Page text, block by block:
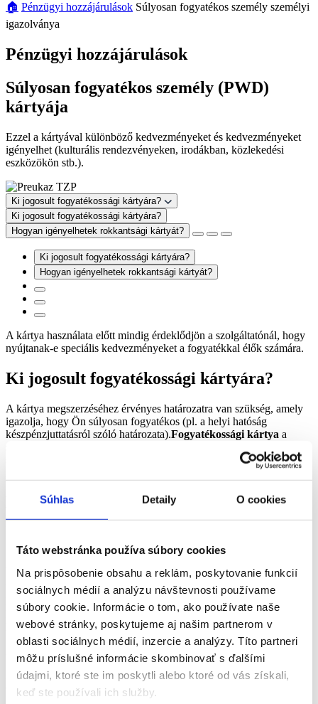
Súhlas Detaily O cookies
Táto webstránka používa súbory cookies
Na prispôsobenie obsahu a reklám, poskytovanie funkcií
sociálnych médií a analýzu návštevnosti používame
súbory cookie. Informácie o tom, ako používate naše
webové stránky, poskytujeme aj našim partnerom v
oblasti sociálnych médií, inzercie a analýzy. Títo partneri
môžu príslušné informácie skombinovať s ďalšími
údajmi, ktoré ste im poskytli alebo ktoré od vás získali,
keď ste používali ich služby.
🏠︎ Pénzügyi hozzájárulások Súlyosan fogyatékos személy személyi
igazolványa
Pénzügyi hozzájárulások
Súlyosan fogyatékos személy (PWD)
kártyája
Ezzel a kártyával különböző kedvezményeket és kedvezményeket
igényelhet (kulturális rendezvényeken, irodákban, közlekedési
eszközökön stb.).
Ki jogosult fogyatékossági kártyára?
Ki jogosult fogyatékossági kártyára?
Hogyan igényelhetek rokkantsági kártyát?
Ki jogosult fogyatékossági kártyára?
Hogyan igényelhetek rokkantsági kártyát?
A kártya használata előtt mindig érdeklődjön a szolgáltatónál, hogy
nyújtanak-e speciális kedvezményeket a fogyatékkal élők számára.
Ki jogosult fogyatékossági kártyára?
A kártya megszerzéséhez érvényes határozatra van szükség, amely
igazolja, hogy Ön súlyosan fogyatékos (pl. a helyi hatóság
készpénzjuttatásról szóló határozata).Fogyatékossági kártya a
segítő kutya kíséretére vagy segítségére is szüksége van, akkor
fogyatékossági igazolványt, kísérővel együtt.
Hogyan igényelhetek rokkantsági
kártyát?
Vegye át és töltse ki a Súlyos fogyatékossági kártya igénylőlapját a
lakóhelye szerinti Munkaügyi, Szociális és Családügyi Hivatalban.
Ha segítségre van szüksége a kitöltéshez, mindenképpen kérje a
hivatal munkatársait, akik szívesen segítenek Önnek.
Az alkalmazás letölthető a honlapról is
és előre kitöltheti.
Orvosi megállapítás